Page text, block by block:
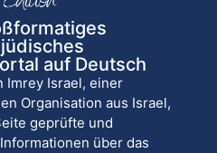
auf Deutsch
Imrey Israel, einer
Organisation aus Israel,
geprüfte und
über das